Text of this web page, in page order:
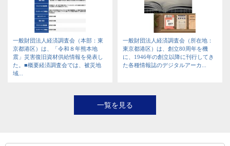
一般財団法人経済調査会（本部：東
京都港区）は、「令和８年熊本地
震」災害復旧資材供給情報を発表し
た。■概要経済調査会では、被災地
域...
一般財団法人経済調査会（所在地：
東京都港区）は、創立80周年を機
に、1946年の創立以降に刊行してき
た各種情報誌のデジタルアーカ...
一覧を見る